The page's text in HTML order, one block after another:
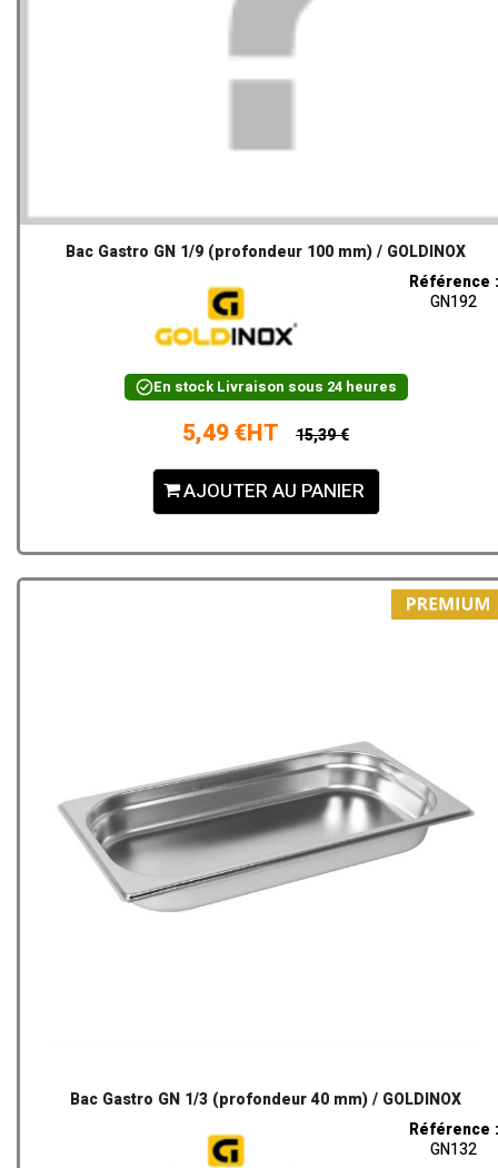
Bac Gastro GN 1/9 (profondeur 100 mm) / GOLDINOX
Référence :
GN192
En stockLivraison sous 24 heures
5,49 €HT 15,39 €
AJOUTER AU PANIER
Bac Gastro GN 1/3 (profondeur 40 mm) / GOLDINOX
Référence :
GN132